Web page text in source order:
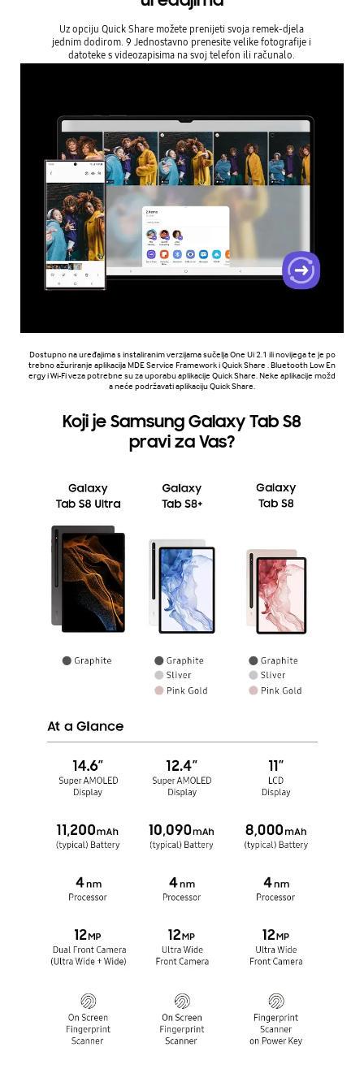
Uz opciju Quick Share možete prenijeti svoja remek-djela
jednim dodirom. 9 Jednostavno prenesite velike fotografije i
datoteke s videozapisima na svoj telefon ili računalo.
Dostupno na uređajima s instaliranim verzijama sučelja One Ui 2.1 ili novijega te je po
trebno ažuriranje aplikacija MDE Service Framework i Quick Share . Bluetooth Low En
ergy i Wi-Fi veza potrebne su za uporabu aplikacije Quick Share. Neke aplikacije možd
a neće podržavati aplikaciju Quick Share.
Koji je Samsung Galaxy Tab S8
pravi za Vas?